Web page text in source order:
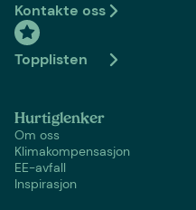
Kontakte oss
Topplisten
Hurtiglenker
Om oss
Klimakompensasjon
EE-avfall
Inspirasjon